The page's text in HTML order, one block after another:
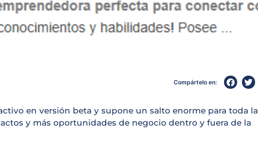
Compártelo en:
en versión beta y supone un salto enorme para toda la
y más oportunidades de negocio dentro y fuera de la